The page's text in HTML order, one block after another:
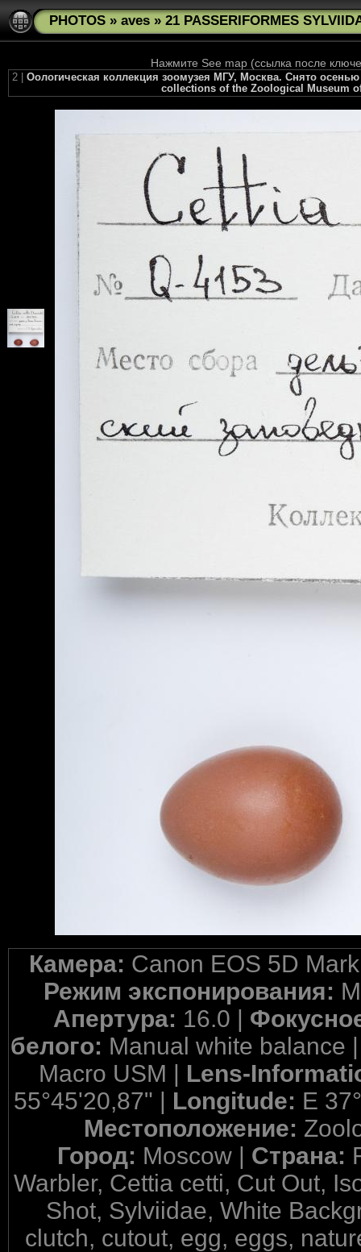
PHOTOS » aves » 21 PASSERIFORMES
Нажмите See map (ссылка после
2 | Оологическая коллекция зоомузея МГУ, Москва. Снято
collections of the Zoological Museum
Камера: Canon EOS 5D
Режим экспонирования:
Апертура: 16.0 |
белого: Manual white balance
Macro USM | Lens-
55°45'20,87" | Longitude: E
Местоположение:
Город: Moscow | Страна:
Warbler, Cettia cetti, Cut Out,
Shot, Sylviidae, White
clutch, cutout, egg, eggs,